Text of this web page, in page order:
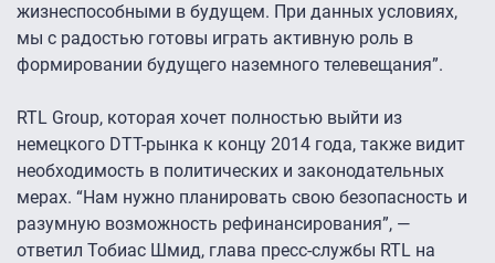
жизнеспособными в будущем. При данных условиях,
мы с радостью готовы играть активную роль в
формировании будущего наземного телевещания”.
RTL Group, которая хочет полностью выйти из
немецкого DTT-рынка к концу 2014 года, также видит
необходимость в политических и законодательных
мерах. “Нам нужно планировать свою безопасность и
разумную возможность рефинансирования”, —
ответил Тобиас Шмид, глава пресс-службы RTL на